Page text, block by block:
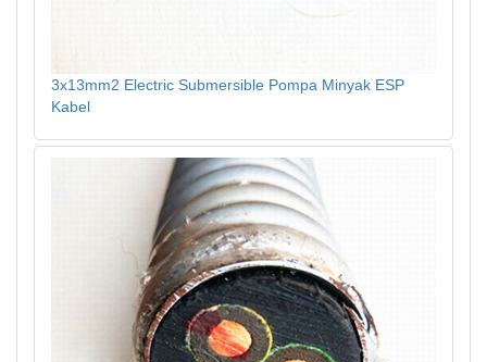
3x13mm2 Electric Submersible Pompa Minyak ESP
Kabel